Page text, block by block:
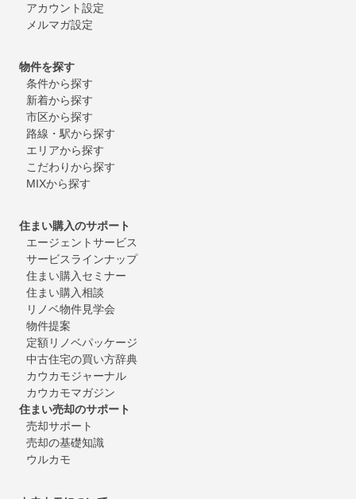
アカウント設定
メルマガ設定
物件を探す
条件から探す
新着から探す
市区から探す
路線・駅から探す
エリアから探す
こだわりから探す
MIXから探す
住まい購入のサポート
エージェントサービス
サービスラインナップ
住まい購入セミナー
住まい購入相談
リノベ物件見学会
物件提案
定額リノベパッケージ
中古住宅の買い方辞典
カウカモジャーナル
カウカモマガジン
住まい売却のサポート
売却サポート
売却の基礎知識
ウルカモ